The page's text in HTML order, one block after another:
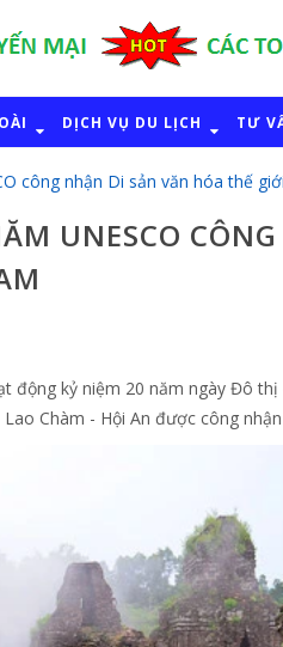
DỊCH VỤ DU LỊCH TƯ
công nhận Di sản văn hóa thế
UNESCO
kỷ niệm 20 năm ngày Đô
Chàm - Hội An được công